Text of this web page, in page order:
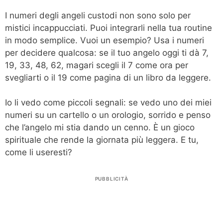
I numeri degli angeli custodi non sono solo per
mistici incappucciati. Puoi integrarli nella tua routine
in modo semplice. Vuoi un esempio? Usa i numeri
per decidere qualcosa: se il tuo angelo oggi ti dà 7,
19, 33, 48, 62, magari scegli il 7 come ora per
svegliarti o il 19 come pagina di un libro da leggere.
Io li vedo come piccoli segnali: se vedo uno dei miei
numeri su un cartello o un orologio, sorrido e penso
che l’angelo mi stia dando un cenno. È un gioco
spirituale che rende la giornata più leggera. E tu,
come li useresti?
PUBBLICITÀ